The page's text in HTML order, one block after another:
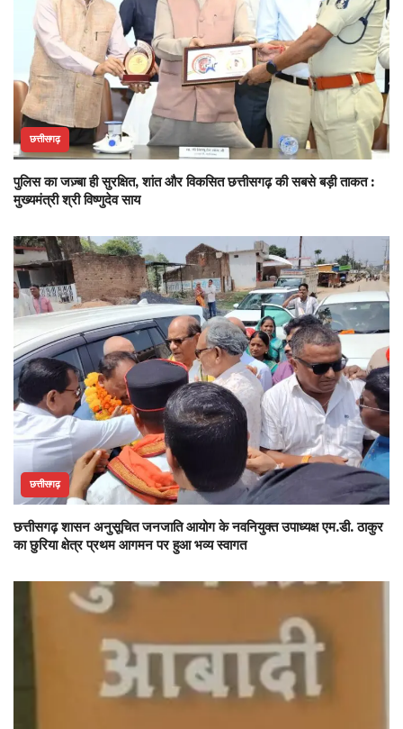
छत्तीसगढ़
पुलिस का जज़्बा ही सुरक्षित, शांत और विकसित छत्तीसगढ़ की सबसे बड़ी ताकत :
मुख्यमंत्री श्री विष्णुदेव साय
छत्तीसगढ़
छत्तीसगढ़ शासन अनुसूचित जनजाति आयोग के नवनियुक्त उपाध्यक्ष एम.डी. ठाकुर
का छुरिया क्षेत्र प्रथम आगमन पर हुआ भव्य स्वागत